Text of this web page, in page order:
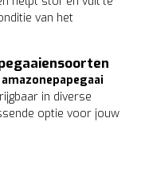
van het
amazonepapegaai
in diverse
optie voor jouw